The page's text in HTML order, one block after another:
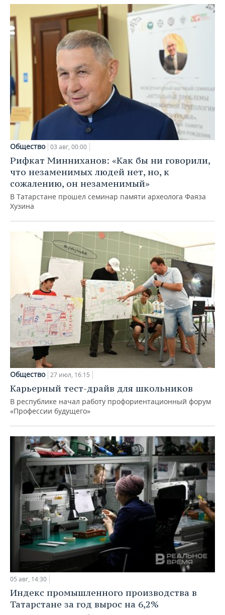
Общество 03 авг, 00:00
Рифкат Минниханов: «Как бы ни говорили,
что незаменимых людей нет, но, к
сожалению, он незаменимый»
В Татарстане прошел семинар памяти археолога Фаяза
Хузина
Общество 27 июл, 16:15
Карьерный тест-драйв для школьников
В республике начал работу профориентационный форум
«Профессии будущего»
05 авг, 14:30
Индекс промышленного производства в
Татарстане за год вырос на 6,2%